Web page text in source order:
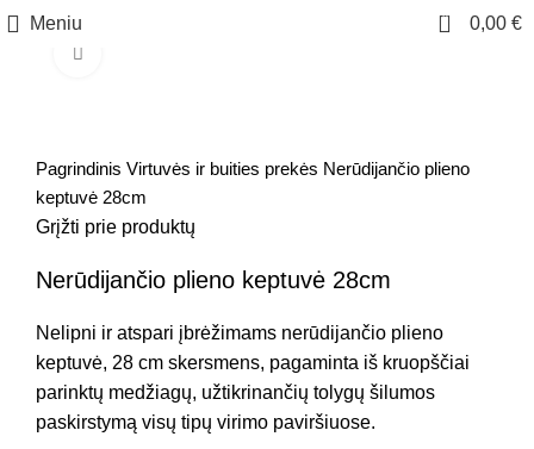
Meniu 0 0,00 €
Pagrindinis Virtuvės ir buities prekės Nerūdijančio plieno
keptuvė 28cm
Grįžti prie produktų
Nerūdijančio plieno keptuvė 28cm
Nelipni ir atspari įbrėžimams nerūdijančio plieno
keptuvė, 28 cm skersmens, pagaminta iš kruopščiai
parinktų medžiagų, užtikrinančių tolygų šilumos
paskirstymą visų tipų virimo paviršiuose.